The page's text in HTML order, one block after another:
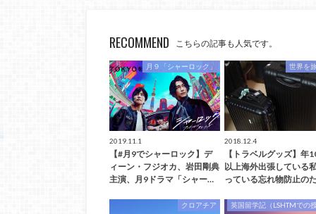
RECOMMEND こちらの記事も人気です。
月９「シャーロック」
2019.11.1
【#月9でシャーロック】デ
ィーン・フジオカ、岩田剛典
主演、月9ドラマ「シャー…
世界を
2018.12.4
【トラベルグッズ】年
以上海外出張している
っている忘れ物防止の
クロアチア 英国留学記（LSHTMでの